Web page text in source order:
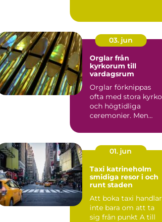
03. jun
Orglar från
kyrkorum till
vardagsrum
Orglar förknippas
ofta med stora
och högtidliga
ceremonier. Men
betydlig...
01. jun
Taxi katrineholm
smidiga resor i och
runt staden
Att boka taxi handlar
inte bara om att ta
sig från punkt A till